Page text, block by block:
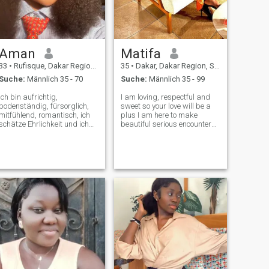
Aman
• Rufisque, Dakar Region, Senegal
Suche: Männlich 35 - 70
Ich bin aufrichtig,
bodenständig, fürsorglich,
mitfühlend, romantisch, ich
Ehrlichkeit und ich
möchte jemanden treffen,
Jemand, der mit mir
kann und es ist okay,
ich über ihn lache, denn
kann über sich selbst
und er weiß, dass
Lachen alles Liebe ist.
als 1 Mrd. ECU....,!
Matifa
35 • Dakar, Dakar Region, Senegal
Suche: Männlich 35 - 99
I am loving, respectful and
sweet so your love will be a
plus I am here to make
beautiful serious encounters
subscription leave room for
so